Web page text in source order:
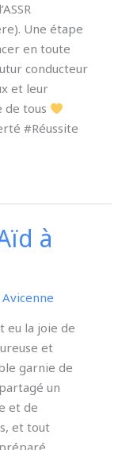
Une étape
en toute
conducteur
et leur
de tous
#Réussite
à
Avicenne
eu la joie de
et
garnie de
un
et de
et tout